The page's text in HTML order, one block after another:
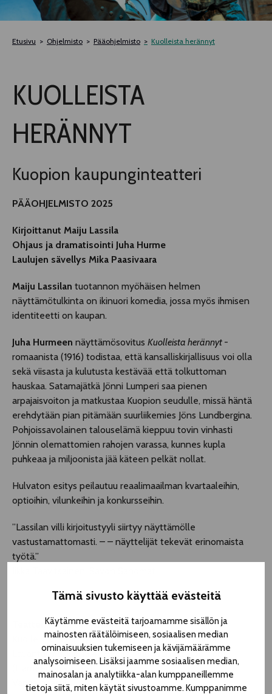
Tämä sivusto käyttää evästeitä
Käytämme evästeitä tarjoamamme sisällön ja
mainosten räätälöimiseen, sosiaalisen median
ominaisuuksien tukemiseen ja kävijämäärämme
analysoimiseen. Lisäksi jaamme sosiaalisen median,
mainosalan ja analytiikka-alan kumppaneillemme
tietoja siitä, miten käytät sivustoamme. Kumppanimme
TELTTALAB
TAPAHTUMIEN YÖ
MUU OHJELMISTO
Etusivu Ohjelmisto Pääohjelmisto Kuolleista herännyt
KUOLLEISTA
HERÄNNYT
Kuopion kaupunginteatteri
PÄÄOHJELMISTO 2025
Kirjoittanut Maiju Lassila
Ohjaus ja dramatisointi Juha Hurme
Laulujen sävellys Mika Paasivaara
Maiju Lassilan tuotannon myöhäisen helmen
näyttämötulkinta on ikinuori komedia, jossa myös ihmisen
identiteetti on kaupan.
Juha Hurmeen näyttämösovitus Kuolleista herännyt -
romaanista (1916) todistaa, että kansalliskirjallisuus voi olla
sekä viisasta ja kulutusta kestävää että tolkuttoman
hauskaa. Satamajätkä Jönni Lumperi saa pienen
arpajaisvoiton ja matkustaa Kuopion seudulle, missä häntä
erehdytään pian pitämään suurliikemies Jöns Lundbergina.
Pohjoissavolainen talouselämä kieppuu tovin vinhasti
Jönnin olemattomien rahojen varassa, kunnes kupla
puhkeaa ja miljoonista jää käteen pelkät nollat.
Hulvaton esitys peilautuu reaalimaailman kvartaaleihin,
optioihin, vilunkeihin ja konkursseihin.
”Lassilan villi kirjoitustyyli siirtyy näyttämölle
vastustamattomasti. – – näyttelijät tekevät erinomaista
työtä.”
Teatterikesän tekijähaastattelu:
Kuolleista herännyt -esityksen ohjaaja Juha Hurme
Lauantai 9.8. klo 15.40–16.10, Pub Wanhat Roomeot
(Hämeenpuisto 35)
Vapaa pääsy!